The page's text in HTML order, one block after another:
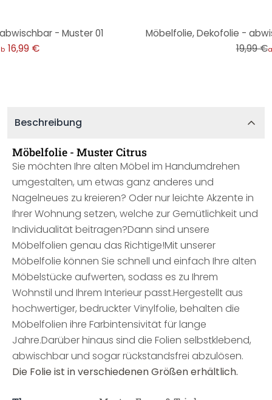
- Muster 01
16,99 €
Möbelfolie, Dekofolie -
19,99 €
Beschreibung
Möbelfolie - Muster Citrus
Sie möchten Ihre alten Möbel im Handumdrehen
umgestalten, um etwas ganz anderes und
Nagelneues zu kreieren? Oder nur leichte Akzente in
Ihrer Wohnung setzen, welche zur Gemütlichkeit und
Individualität beitragen?Dann sind unsere
Möbelfolien genau das Richtige!Mit unserer
Möbelfolie können Sie schnell und einfach Ihre alten
Möbelstücke aufwerten, sodass es zu Ihrem
Wohnstil und Ihrem Interieur passt.Hergestellt aus
hochwertiger, bedruckter Vinylfolie, behalten die
Möbelfolien ihre Farbintensivität für lange
Jahre.Darüber hinaus sind die Folien selbstklebend,
abwischbar und sogar rückstandsfrei abzulösen.
Die Folie ist in verschiedenen Größen erhältlich.